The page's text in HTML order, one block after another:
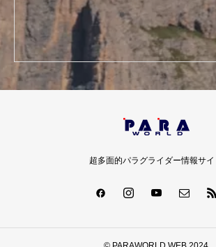
超多面的パラグライダー情報サイ